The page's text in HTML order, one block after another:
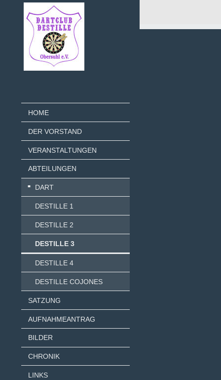
HOME
DER VORSTAND
VERANSTALTUNGEN
ABTEILUNGEN
DART
DESTILLE 1
DESTILLE 2
DESTILLE 3
DESTILLE 4
DESTILLE COJONES
SATZUNG
AUFNAHMEANTRAG
BILDER
CHRONIK
LINKS